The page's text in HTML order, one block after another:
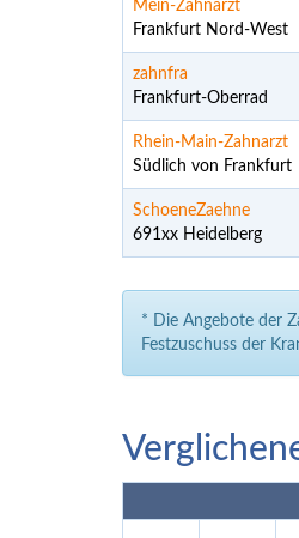
Mein-Zahnarzt
Frankfurt Nord-West
zahnfra
Frankfurt-Oberrad
Rhein-Main-Zahnarzt
Südlich von Frankfurt
SchoeneZaehne
691xx Heidelberg
* Die Angebote der
Festzuschuss der